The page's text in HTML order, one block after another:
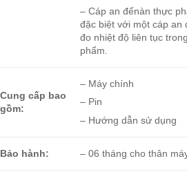
– Cáp an đếnàn thực
đặc biệt với một cáp an
đo nhiệt độ liên tục
phẩm.
Cung cấp bao
gồm:
– Máy chính
– Pin
– Hướng dẫn sử dụng
Bảo hành: – 06 tháng cho thân